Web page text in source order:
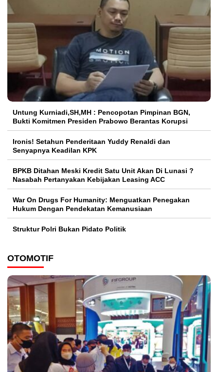
Untung Kurniadi,SH,MH : Pencopotan Pimpinan BGN,
Bukti Komitmen Presiden Prabowo Berantas Korupsi
Ironis! Setahun Penderitaan Yuddy Renaldi dan
Senyapnya Keadilan KPK
BPKB Ditahan Meski Kredit Satu Unit Akan Di Lunasi ?
Nasabah Pertanyakan Kebijakan Leasing ACC
War On Drugs For Humanity: Menguatkan Penegakan
Hukum Dengan Pendekatan Kemanusiaan
Struktur Polri Bukan Pidato Politik
OTOMOTIF